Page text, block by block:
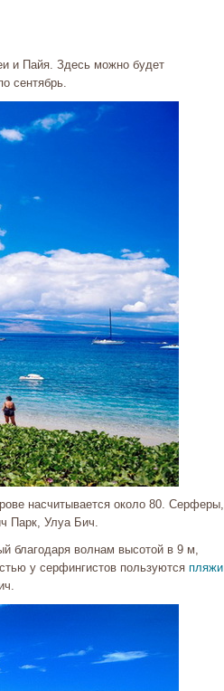
и Пайя. Здесь можно будет
сентябрь.
насчитывается около 80. Серферы,
Парк, Улуа Бич.
благодаря волнам высотой в 9 м,
у серфингистов пользуются пляжи